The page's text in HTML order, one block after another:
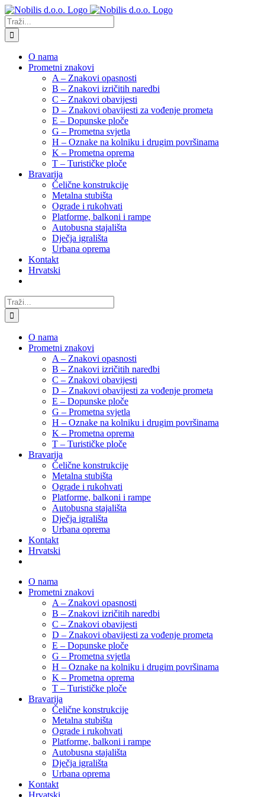
Skip
to
content
Traži...
O nama
Prometni znakovi
A – Znakovi opasnosti
B – Znakovi izričitih naredbi
C – Znakovi obavijesti
D – Znakovi obavijesti za vođenje prometa
E – Dopunske ploče
G – Prometna svjetla
H – Oznake na kolniku i drugim površinama
K – Prometna oprema
T – Turističke ploče
Bravarija
Čelične konstrukcije
Metalna stubišta
Ograde i rukohvati
Platforme, balkoni i rampe
Autobusna stajališta
Dječja igrališta
Urbana oprema
Kontakt
Hrvatski
Traži...
O nama
Prometni znakovi
A – Znakovi opasnosti
B – Znakovi izričitih naredbi
C – Znakovi obavijesti
D – Znakovi obavijesti za vođenje prometa
E – Dopunske ploče
G – Prometna svjetla
H – Oznake na kolniku i drugim površinama
K – Prometna oprema
T – Turističke ploče
Bravarija
Čelične konstrukcije
Metalna stubišta
Ograde i rukohvati
Platforme, balkoni i rampe
Autobusna stajališta
Dječja igrališta
Urbana oprema
Kontakt
Hrvatski
O nama
Prometni znakovi
A – Znakovi opasnosti
B – Znakovi izričitih naredbi
C – Znakovi obavijesti
D – Znakovi obavijesti za vođenje prometa
E – Dopunske ploče
G – Prometna svjetla
H – Oznake na kolniku i drugim površinama
K – Prometna oprema
T – Turističke ploče
Bravarija
Čelične konstrukcije
Metalna stubišta
Ograde i rukohvati
Platforme, balkoni i rampe
Autobusna stajališta
Dječja igrališta
Urbana oprema
Kontakt
Hrvatski